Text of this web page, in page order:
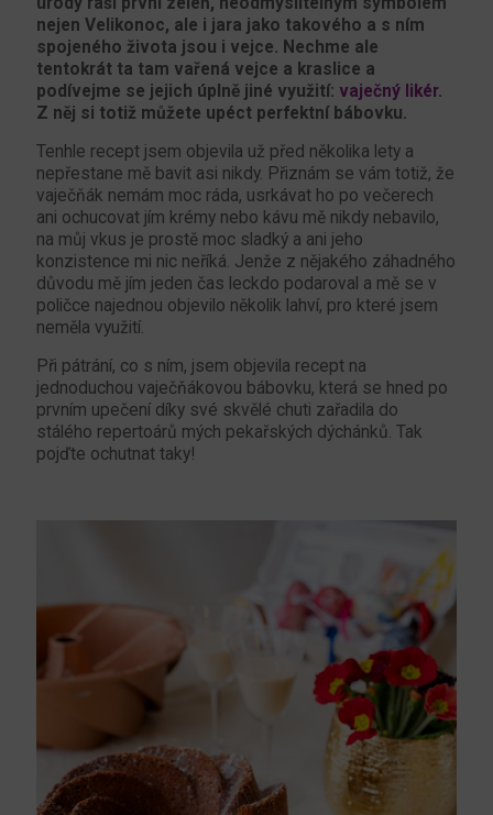
nejen Velikonoc, ale i jara jako takového a s ním
spojeného života jsou i vejce. Nechme ale
tentokrát ta tam vařená vejce a kraslice a
podívejme se jejich úplně jiné využití: vaječný likér.
Z něj si totiž můžete upéct perfektní bábovku.
Tenhle recept jsem objevila už před několika lety a
nepřestane mě bavit asi nikdy. Přiznám se vám totiž, že
vaječňák nemám moc ráda, usrkávat ho po večerech
ani ochucovat jím krémy nebo kávu mě nikdy nebavilo,
na můj vkus je prostě moc sladký a ani jeho
konzistence mi nic neříká. Jenže z nějakého záhadného
důvodu mě jím jeden čas leckdo podaroval a mě se v
poličce najednou objevilo několik lahví, pro které jsem
neměla využití.
Při pátrání, co s ním, jsem objevila recept na
jednoduchou vaječňákovou bábovku, která se hned po
prvním upečení díky své skvělé chuti zařadila do
stálého repertoárů mých pekařských dýchánků. Tak
pojďte ochutnat taky!